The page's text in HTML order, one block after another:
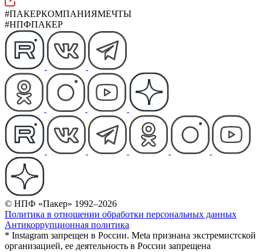
#ПАКЕРКОМПАНИЯМЕЧТЫ
#НПФПАКЕР
© НПФ «Пакер» 1992–2026
Политика в отношении обработки персональных данных
Антикоррупционная политика
* Instagram запрещен в России. Meta признана экстремистской
организацией, ее деятельность в России запрещена